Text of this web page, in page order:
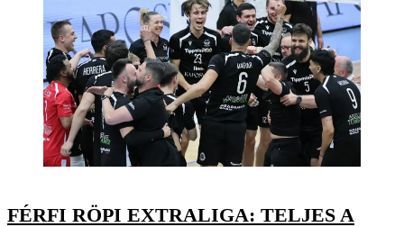
FÉRFI RÖPI EXTRALIGA: TELJES A